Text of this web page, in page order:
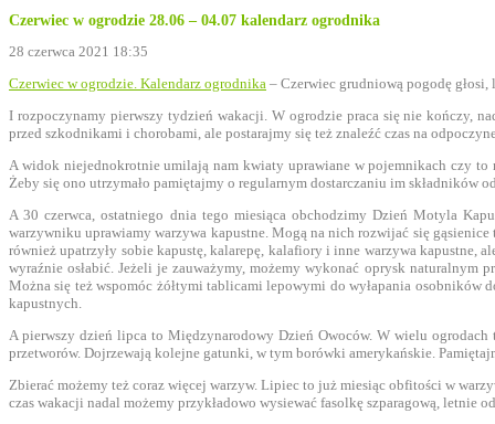
Czerwiec w ogrodzie 28.06 – 04.07 kalendarz ogrodnika
28 czerwca 2021 18:35
Czerwiec w ogrodzie. Kalendarz ogrodnika – Czerwiec grudniową pogodę
I rozpoczynamy pierwszy tydzień wakacji. W ogrodzie praca się nie kończy,
przed szkodnikami i chorobami, ale postarajmy się też znaleźć czas na
A widok niejednokrotnie umilają nam kwiaty uprawiane w pojemnikach czy
Żeby się ono utrzymało pamiętajmy o regularnym dostarczaniu im składników
A 30 czerwca, ostatniego dnia tego miesiąca obchodzimy Dzień Motyla
warzywniku uprawiamy warzywa kapustne. Mogą na nich rozwijać się
również upatrzyły sobie kapustę, kalarepę, kalafiory i inne warzywa kapustne,
wyraźnie osłabić. Jeżeli je zauważymy, możemy wykonać oprysk naturalnym
Można się też wspomóc żółtymi tablicami lepowymi do wyłapania osobników
kapustnych.
A pierwszy dzień lipca to Międzynarodowy Dzień Owoców. W wielu
przetworów. Dojrzewają kolejne gatunki, w tym borówki amerykańskie.
Zbierać możemy też coraz więcej warzyw. Lipiec to już miesiąc obfitości w
czas wakacji nadal możemy przykładowo wysiewać fasolkę szparagową,